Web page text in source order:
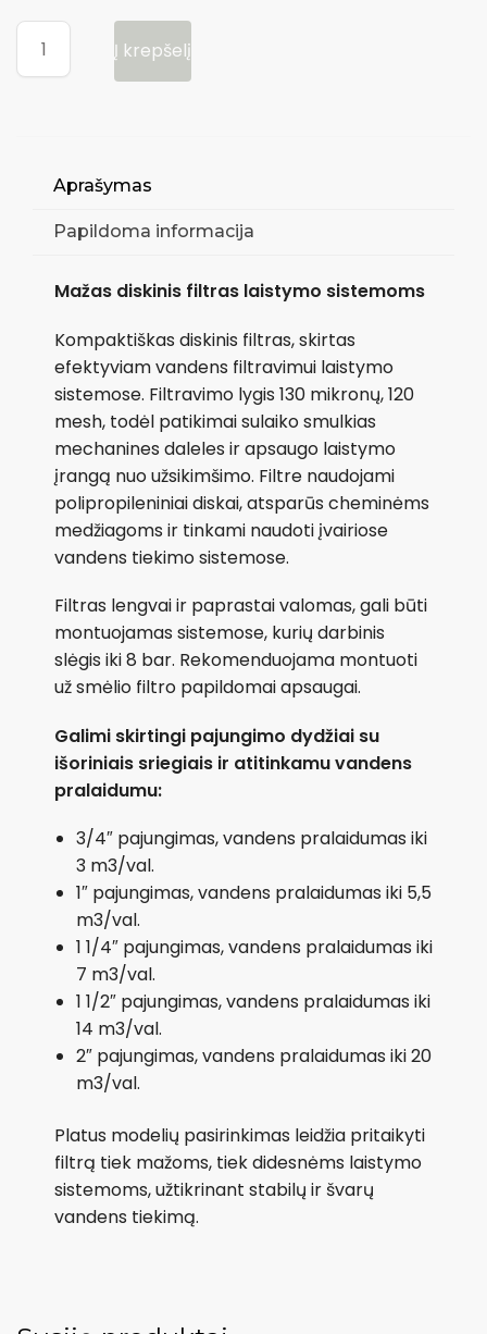
Į krepšelį
Aprašymas
Papildoma informacija
Mažas diskinis filtras laistymo sistemoms
Kompaktiškas diskinis filtras, skirtas
efektyviam vandens filtravimui laistymo
sistemose. Filtravimo lygis 130 mikronų, 120
mesh, todėl patikimai sulaiko smulkias
mechanines daleles ir apsaugo laistymo
įrangą nuo užsikimšimo. Filtre naudojami
polipropileniniai diskai, atsparūs cheminėms
medžiagoms ir tinkami naudoti įvairiose
vandens tiekimo sistemose.
Filtras lengvai ir paprastai valomas, gali būti
montuojamas sistemose, kurių darbinis
slėgis iki 8 bar. Rekomenduojama montuoti
už smėlio filtro papildomai apsaugai.
Galimi skirtingi pajungimo dydžiai su
išoriniais sriegiais ir atitinkamu vandens
pralaidumu:
3/4″ pajungimas, vandens pralaidumas iki
3 m3/val.
1″ pajungimas, vandens pralaidumas iki 5,5
m3/val.
1 1/4″ pajungimas, vandens pralaidumas iki
7 m3/val.
1 1/2″ pajungimas, vandens pralaidumas iki
14 m3/val.
2″ pajungimas, vandens pralaidumas iki 20
m3/val.
Platus modelių pasirinkimas leidžia pritaikyti
filtrą tiek mažoms, tiek didesnėms laistymo
sistemoms, užtikrinant stabilų ir švarų
vandens tiekimą.